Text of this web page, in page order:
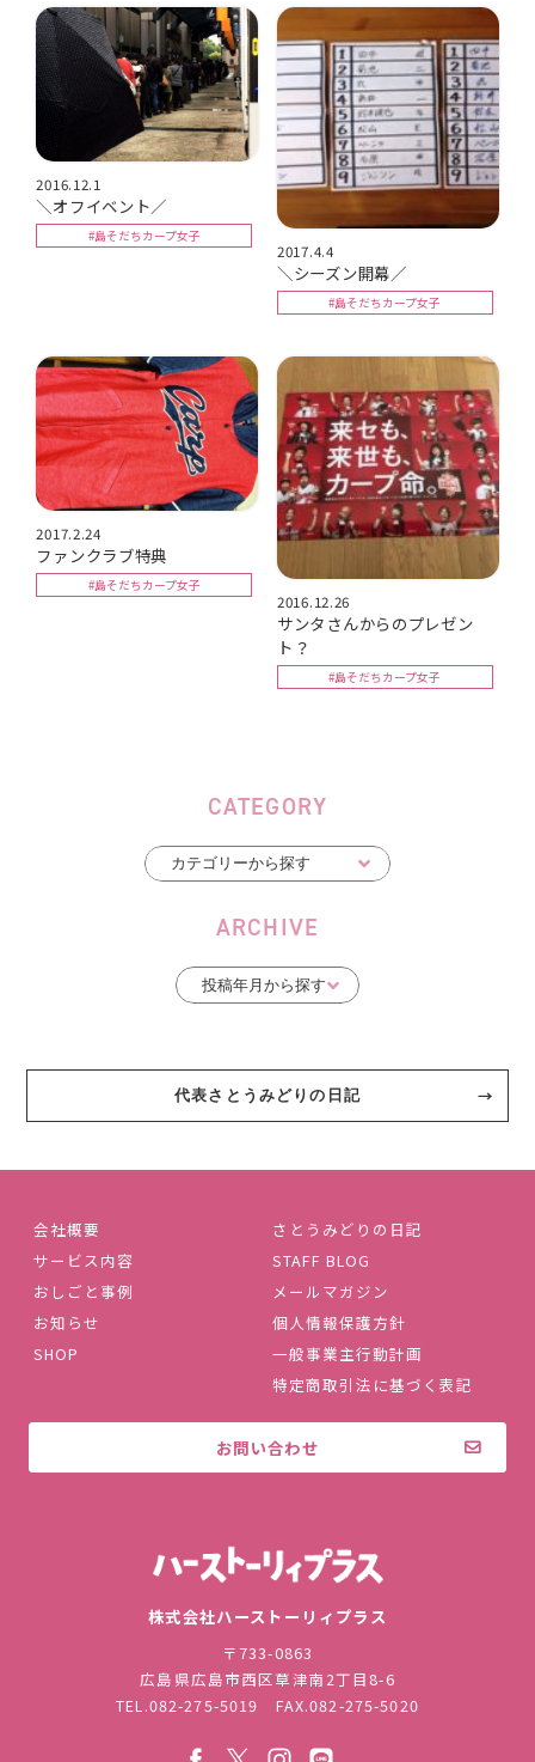
2016.12.1
＼オフイベント／
#島そだちカープ女子
2017.4.4
＼シーズン開幕／
#島そだちカープ女子
2017.2.24
ファンクラブ特典
#島そだちカープ女子
2016.12.26
サンタさんからのプレゼン
ト？
#島そだちカープ女子
CATEGORY
ARCHIVE
代表さとうみどりの日記
会社概要
サービス内容
おしごと事例
お知らせ
SHOP
さとうみどりの日記
STAFF BLOG
メールマガジン
個人情報保護方針
一般事業主行動計画
特定商取引法に基づく表記
お問い合わせ
株式会社ハーストーリィプラス
〒733-0863
広島県広島市西区草津南2丁目8-6
TEL.082-275-5019 FAX.082-275-5020